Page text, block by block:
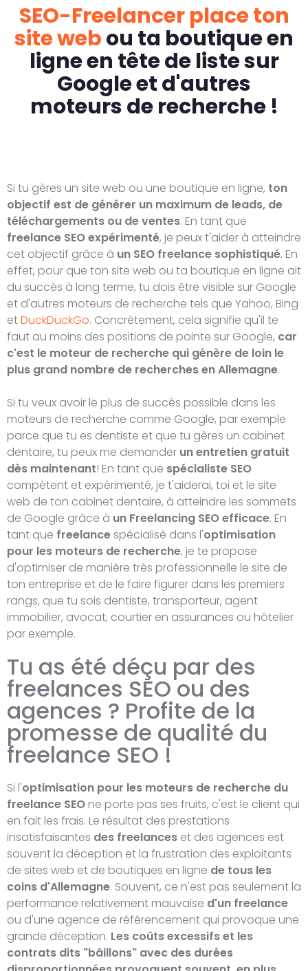
SEO-Freelancer place ton
site webou ta boutique en
ligne en tête de liste sur
Google et d'autres
moteurs de recherche !
Si tu gères un site web ou une boutique en ligne, ton
objectif est de générer un maximum de leads, de
téléchargements ou de ventes. En tant que
freelance SEO expérimenté, je peux t'aider à atteindre
cet objectif grâce à un SEO freelance sophistiqué. En
effet, pour que ton site web ou ta boutique en ligne ait
du succès à long terme, tu dois être visible sur Google
et d'autres moteurs de recherche tels que Yahoo, Bing
etDuckDuckGo. Concrètement, cela signifie qu'il te
faut au moins des positions de pointe sur Google, car
c'est le moteur de recherche qui génère de loin le
plus grand nombre de recherches en Allemagne.
Si tu veux avoir le plus de succès possible dans les
moteurs de recherche comme Google, par exemple
parce que tu es dentiste et que tu gères un cabinet
dentaire, tu peux me demander un entretien gratuit
dès maintenant! En tant que spécialiste SEO
compétent et expérimenté, je t'aiderai, toi et le site
web de ton cabinet dentaire, à atteindre les sommets
de Google grâce à un Freelancing SEO efficace. En
tant que freelance spécialisé dans l'optimisation
pour les moteurs de recherche, je te propose
d'optimiser de manière très professionnelle le site de
ton entreprise et de le faire figurer dans les premiers
rangs, que tu sois dentiste, transporteur, agent
immobilier, avocat, courtier en assurances ou hôtelier
par exemple.
Tu as été déçu par des
freelances SEO ou des
agences ? Profite de la
promesse de qualité du
freelance SEO !
Si l'optimisation pour les moteurs de recherche du
freelance SEO ne porte pas ses fruits, c'est le client qui
en fait les frais. Le résultat des prestations
insatisfaisantes des freelances et des agences est
souvent la déception et la frustration des exploitants
de sites web et de boutiques en ligne de tous les
coins d'Allemagne. Souvent, ce n'est pas seulement la
performance relativement mauvaise d'un freelance
ou d'une agence de référencement qui provoque une
grande déception. Les coûts excessifs et les
contrats dits "bâillons" avec des durées